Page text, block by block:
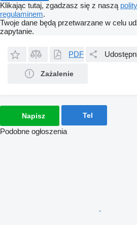
Klikając tutaj, zgadzasz się z naszą
regulaminem.
Twoje dane będą przetwarzane w celu
zapytanie.
PDF
Zażalenie
Napisz Tel
Podobne ogłoszenia